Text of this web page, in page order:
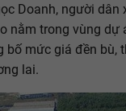
Doanh, người
nằm trong vùng
bố mức giá đền bù,
lai.